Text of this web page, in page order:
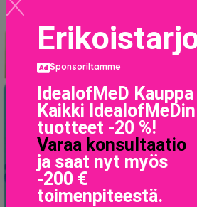
Sponsoriltamme
IdealofMeD Kauppa
Kaikki IdealofMeDin
tuotteet -20 %!
Varaa konsultaatio
ja saat nyt myös
-200 €
toimenpiteestä.